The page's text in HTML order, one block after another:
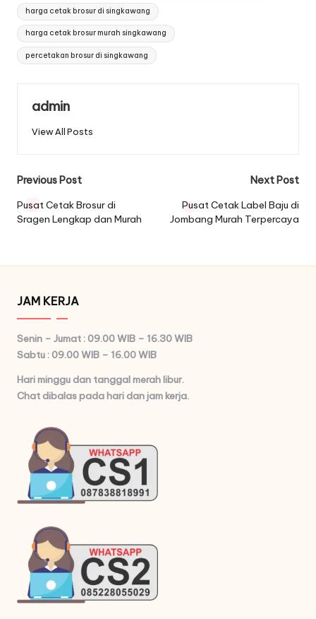
harga cetak brosur di singkawang
harga cetak brosur murah singkawang
percetakan brosur di singkawang
admin
View All Posts
Post
navigation
Previous Post
Pusat Cetak Brosur di
Sragen Lengkap dan Murah
Next Post
Pusat Cetak Label Baju di
Jombang Murah Terpercaya
JAM KERJA
Senin – Jumat : 09.00 WIB – 16.30 WIB
Sabtu : 09.00 WIB – 16.00 WIB
Hari minggu dan tanggal merah libur.
Chat dibalas pada hari dan jam kerja.